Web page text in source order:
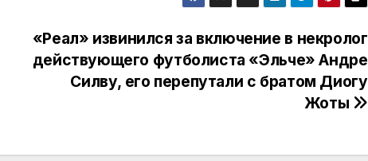
«Реал» извинился за включение в некролог
действующего футболиста «Эльче» Андре
Силву, его перепутали с братом Диогу
Жоты